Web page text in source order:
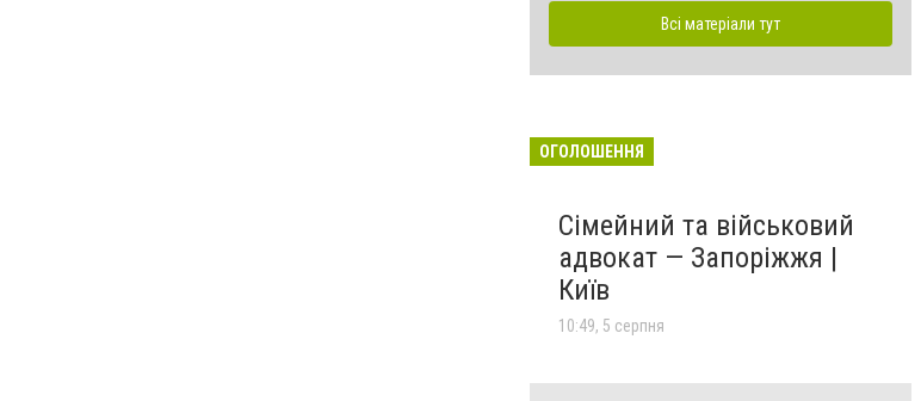
Всі матеріали тут
ОГОЛОШЕННЯ
Сімейний та військовий
адвокат — Запоріжжя |
Київ
10:49, 5 серпня